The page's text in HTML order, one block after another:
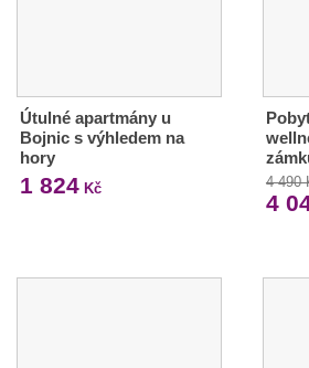
Útulné apartmány u
Bojnic s výhledem na
hory
1 824 Kč 4 490
4